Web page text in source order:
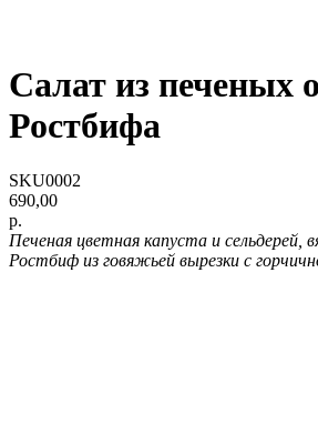
Салат из печеных
Ростбифа
SKU0002
690,00
р.
Печеная цветная капуста и сельдерей,
Ростбиф из говяжьей вырезки с